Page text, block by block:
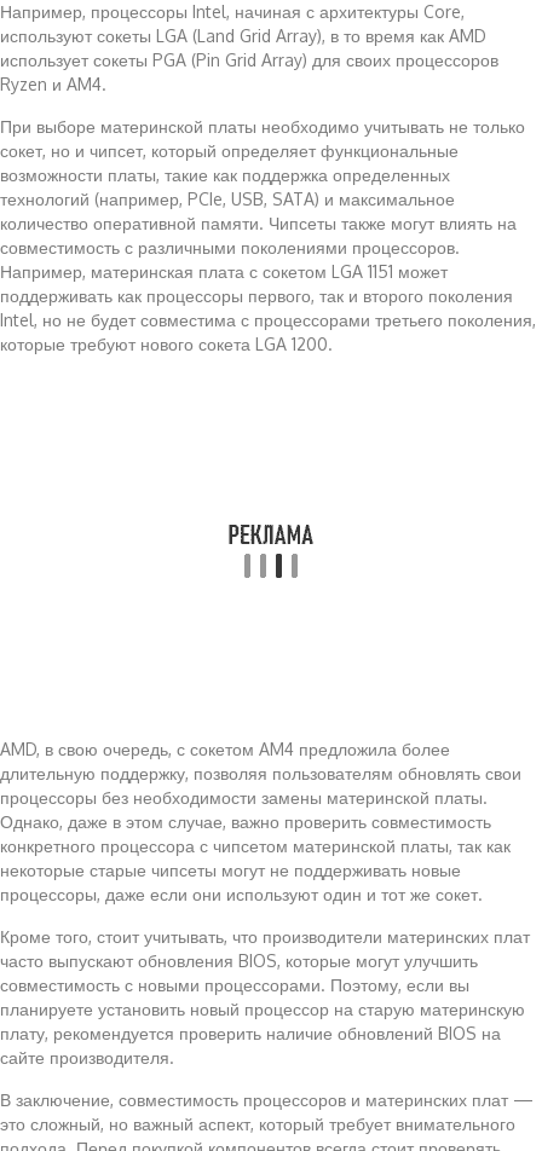
Например, процессоры Intel, начиная с архитектуры Core,
используют сокеты LGA (Land Grid Array), в то время как AMD
использует сокеты PGA (Pin Grid Array) для своих процессоров
Ryzen и AM4.
При выборе материнской платы необходимо учитывать не только
сокет, но и чипсет, который определяет функциональные
возможности платы, такие как поддержка определенных
технологий (например, PCIe, USB, SATA) и максимальное
количество оперативной памяти. Чипсеты также могут влиять на
совместимость с различными поколениями процессоров.
Например, материнская плата с сокетом LGA 1151 может
поддерживать как процессоры первого, так и второго поколения
Intel, но не будет совместима с процессорами третьего поколения,
которые требуют нового сокета LGA 1200.
AMD, в свою очередь, с сокетом AM4 предложила более
длительную поддержку, позволяя пользователям обновлять свои
процессоры без необходимости замены материнской платы.
Однако, даже в этом случае, важно проверить совместимость
конкретного процессора с чипсетом материнской платы, так как
некоторые старые чипсеты могут не поддерживать новые
процессоры, даже если они используют один и тот же сокет.
Кроме того, стоит учитывать, что производители материнских плат
часто выпускают обновления BIOS, которые могут улучшить
совместимость с новыми процессорами. Поэтому, если вы
планируете установить новый процессор на старую материнскую
плату, рекомендуется проверить наличие обновлений BIOS на
сайте производителя.
В заключение, совместимость процессоров и материнских плат —
это сложный, но важный аспект, который требует внимательного